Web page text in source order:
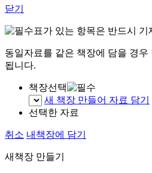
닫기
표가 있는 항목은 반드시
동일자료를 같은 책장에 담을 경
됩니다.
책장선택
새 책장 만들어 자료 담기
선택한 자료
취소 내책장에 담기
새책장 만들기